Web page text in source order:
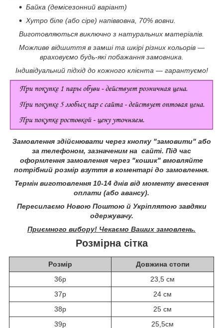
Байка (демісезонний варіант)
Хутро біле (або сіре) напіввовна, 70% вовни.
Виготовляються виключно з натуральних матеріалів.
Можливе відшиття в замші та шкірі різних кольорів —
враховуємо будь-які побажання замовника.
Індивідуальний підхід до кожного клієнта — гарантуємо!
Замовлення здійснювати через кнопку "замовити" або
за телефоном, зазначеним на сайті. Під час
оформлення замовлення через "кошик" вмовляйте
потрібний розмір взуття в коментарі до замовлення.
Термін виготовлення 10-14 днів від моменту внесення
оплати (або авансу).
Пересилаємо Новою Поштою й Укріплятою завдяки
одержувачу.
Приємного вибору! Чекаємо Ваших замовлень.
Розмірна сітка
Розмір
Довжина стопи
36р
23,5 см
37р
24 см
38р
25 см
39р
25,5см